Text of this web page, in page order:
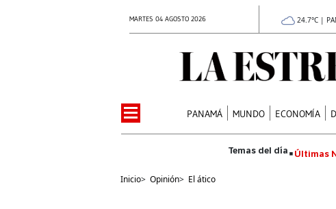
MARTES 04 AGOSTO 2026 24.7°C |
PANAMÁ MUNDO ECONOMÍA
Últimas
Inicio> Opinión> El ático